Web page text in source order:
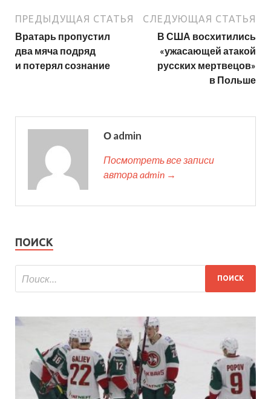
ПРЕДЫДУЩАЯ СТАТЬЯ
Вратарь пропустил
два мяча подряд
и потерял сознание
СЛЕДУЮЩАЯ СТАТЬЯ
В США восхитились
«ужасающей атакой
русских мертвецов»
в Польше
О admin
Посмотреть все записи
автора admin →
ПОИСК